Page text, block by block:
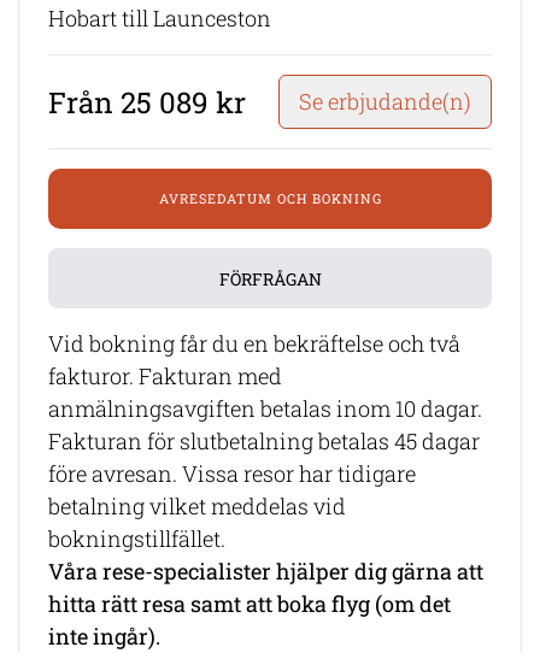
Hobart till Launceston
Från 25 089 kr Se erbjudande(n)
AVRESEDATUM OCH BOKNING
FÖRFRÅGAN
Vid bokning får du en bekräftelse och två
fakturor. Fakturan med
anmälningsavgiften betalas inom 10 dagar.
Fakturan för slutbetalning betalas 45 dagar
före avresan. Vissa resor har tidigare
betalning vilket meddelas vid
bokningstillfället.
Våra rese-specialister hjälper dig gärna att
hitta rätt resa samt att boka flyg (om det
inte ingår).